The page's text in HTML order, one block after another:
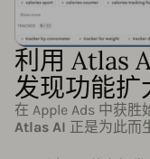
利用 Atlas
发现功能扩
在 Apple Ads 中获
Atlas AI 正是为此而